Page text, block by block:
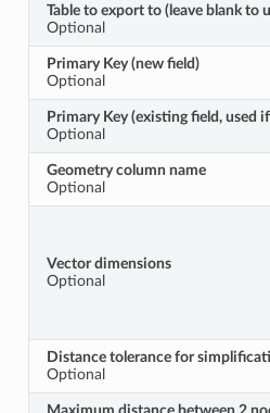
Table to export to (leave blank to
Optional
Primary Key (new field)
Optional
Primary Key (existing field, used
Optional
Geometry column name
Optional
Vector dimensions
Optional
Distance tolerance for
Optional